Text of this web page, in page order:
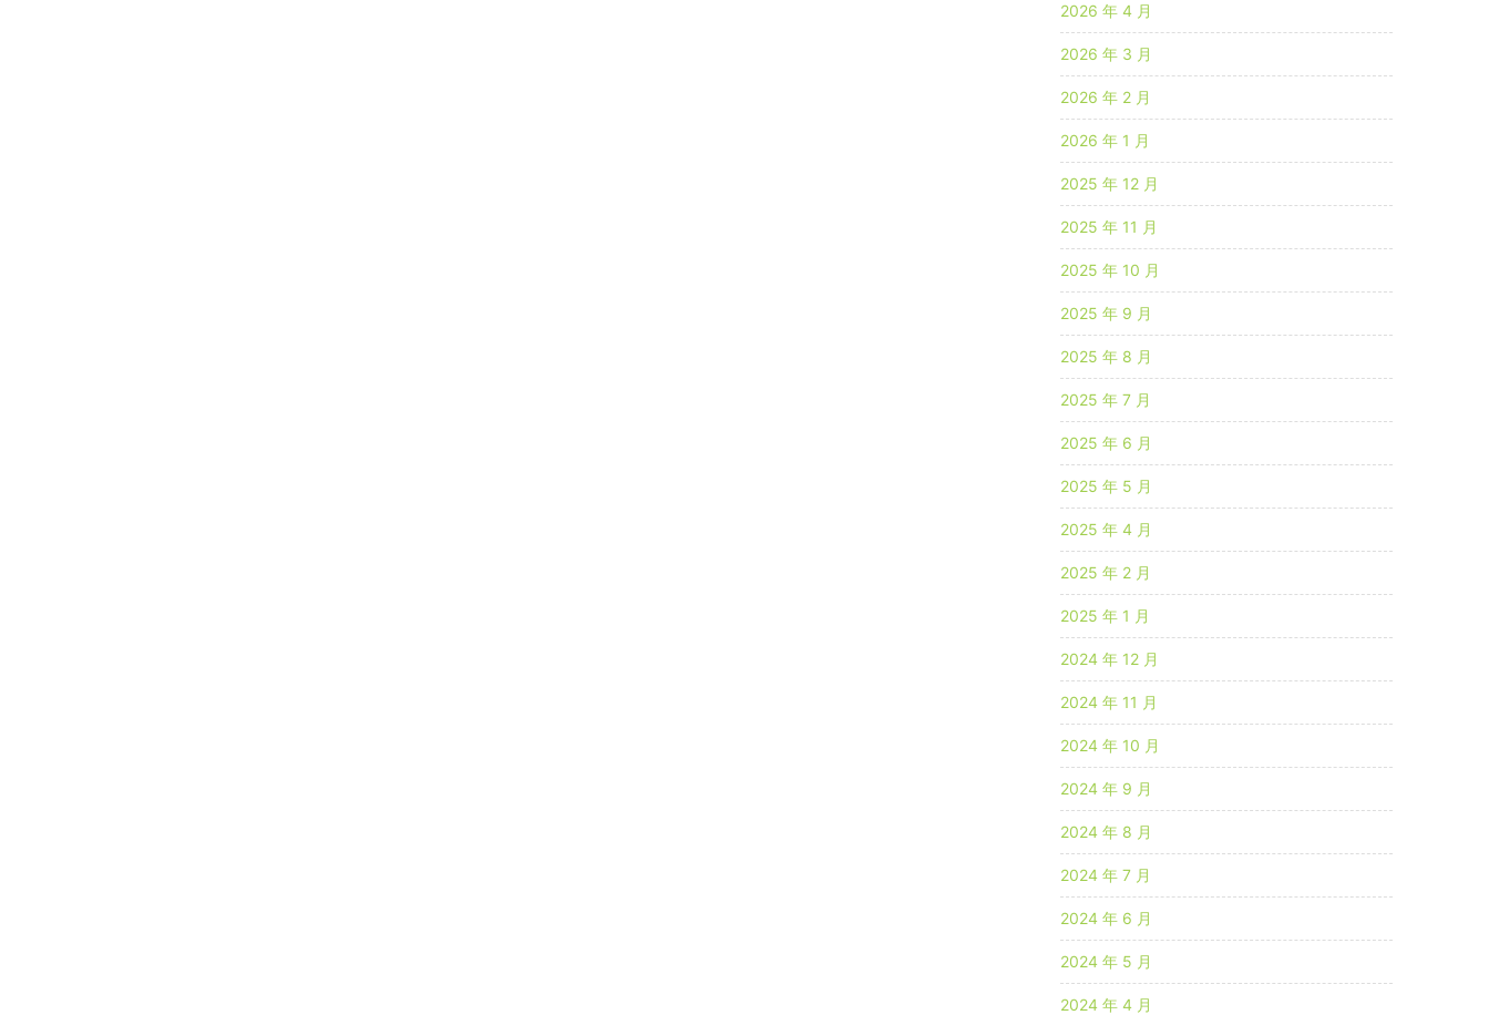
2026 年 4 月
2026 年 3 月
2026 年 2 月
2026 年 1 月
2025 年 12 月
2025 年 11 月
2025 年 10 月
2025 年 9 月
2025 年 8 月
2025 年 7 月
2025 年 6 月
2025 年 5 月
2025 年 4 月
2025 年 2 月
2025 年 1 月
2024 年 12 月
2024 年 11 月
2024 年 10 月
2024 年 9 月
2024 年 8 月
2024 年 7 月
2024 年 6 月
2024 年 5 月
2024 年 4 月